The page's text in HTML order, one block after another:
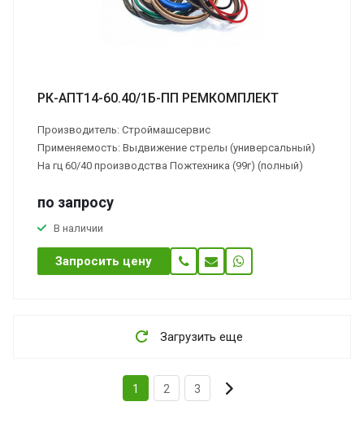
РК-АПТ14-60.40/1Б-ПП РЕМКОМПЛЕКТ
Производитель: Строймашсервис
Применяемость: Выдвижение стрелы (универсальный)
На гц 60/40 производства Пожтехника (99г) (полный)
по запросу
В наличии
Запросить цену
Загрузить еще
1 2 3